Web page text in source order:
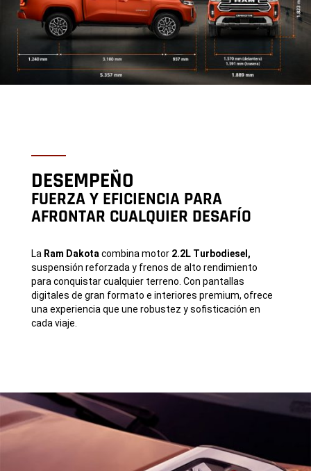
DESEMPEÑO
FUERZA Y EFICIENCIA PARA
AFRONTAR CUALQUIER DESAFÍO
La Ram Dakota combina motor 2.2L Turbodiesel,
suspensión reforzada y frenos de alto rendimiento
para conquistar cualquier terreno. Con pantallas
digitales de gran formato e interiores premium, ofrece
una experiencia que une robustez y sofisticación en
cada viaje.